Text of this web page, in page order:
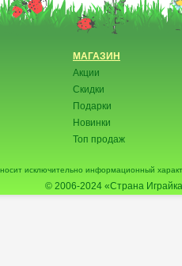
МАГАЗИН
Акции
Скидки
Подарки
Новинки
Топ продаж
исключительно информационный
© 2006-2024 «Страна